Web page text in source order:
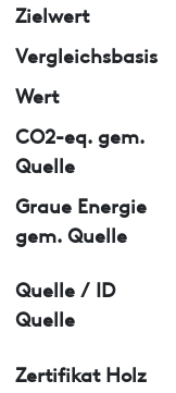
Zielwert
Vergleichsbasis
Wert
CO2-eq. gem.
Quelle
Graue Energie
gem. Quelle
Quelle / ID
Quelle
Zertifikat Holz